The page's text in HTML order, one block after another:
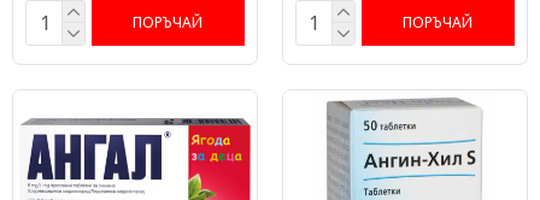
ПОРЪЧАЙ ПОРЪЧАЙ